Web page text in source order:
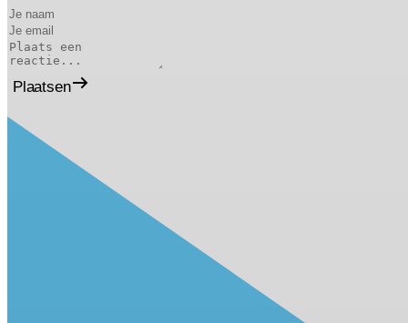
Plaatsen